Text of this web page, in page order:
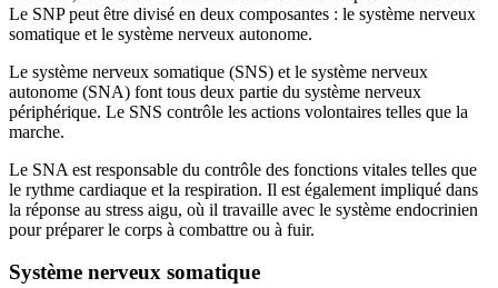
Le SNP peut être divisé en deux composantes : le système nerveux
somatique et le système nerveux autonome.
Le système nerveux somatique (SNS) et le système nerveux
autonome (SNA) font tous deux partie du système nerveux
périphérique. Le SNS contrôle les actions volontaires telles que la
marche.
Le SNA est responsable du contrôle des fonctions vitales telles que
le rythme cardiaque et la respiration. Il est également impliqué dans
la réponse au stress aigu, où il travaille avec le système endocrinien
pour préparer le corps à combattre ou à fuir.
Système nerveux somatique